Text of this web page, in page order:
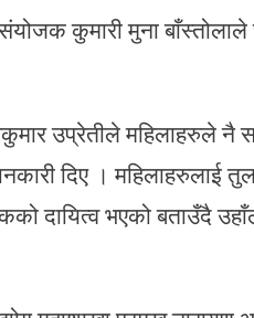
कुमारी मुना
उप्रेतीले महिलाहरुले नै
दिए । महिलाहरुलाई
दायित्व भएको बताउँदै